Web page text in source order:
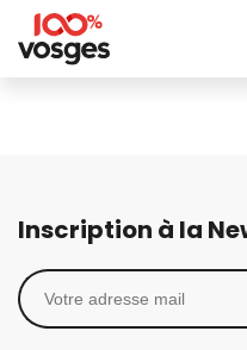
Inscription à la